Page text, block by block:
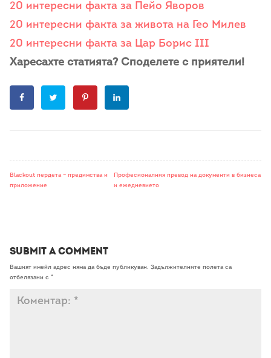
20 интересни факта за Пейо Яворов
20 интересни факта за живота на Гео Милев
20 интересни факта за Цар Борис III
Харесахте статията? Споделете с приятели!
Blackout пердета – предимства и
приложение
Професионалния превод на документи в бизнеса
и ежедневието
Submit a Comment
Вашият имейл адрес няма да бъде публикуван. Задължителните полета са
отбелязани с *